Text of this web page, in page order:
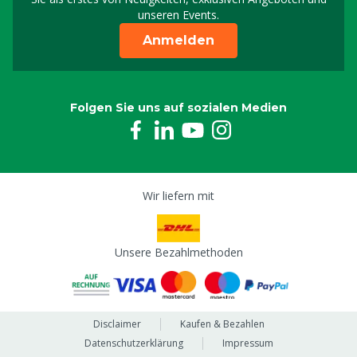
unseren Events.
Anmelden
Folgen Sie uns auf sozialen Medien
Wir liefern mit
Unsere Bezahlmethoden
Disclaimer
Kaufen & Bezahlen
Datenschutzerklärung
Impressum